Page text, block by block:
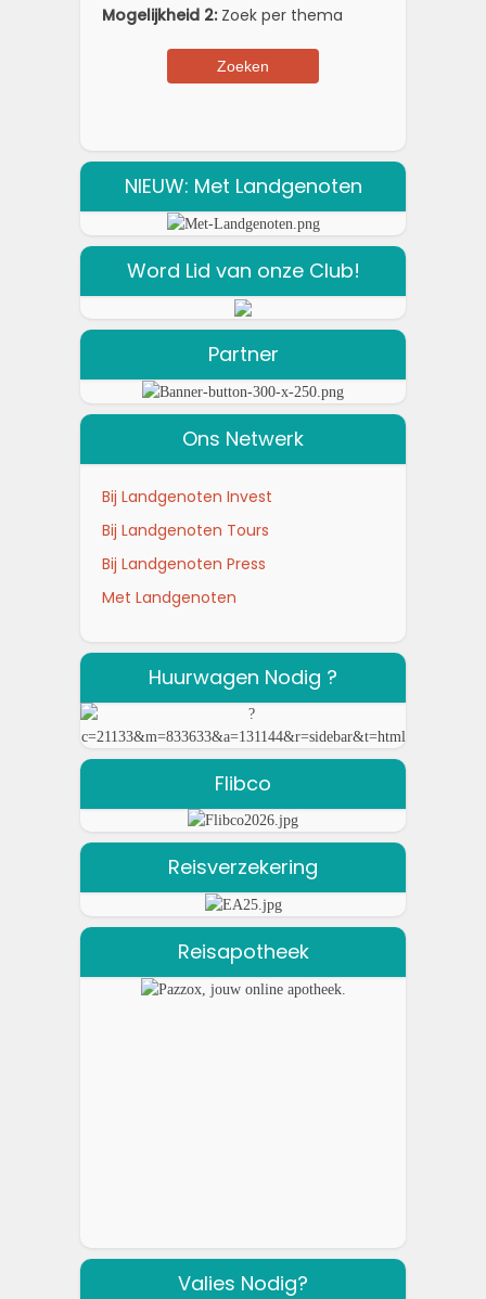
Mogelijkheid 2:Zoek per thema
NIEUW: Met Landgenoten
Word Lid van onze Club!
Partner
Ons Netwerk
Bij Landgenoten Invest
Bij Landgenoten Tours
Bij Landgenoten Press
Met Landgenoten
Huurwagen Nodig ?
Flibco
Reisverzekering
Reisapotheek
Valies Nodig?